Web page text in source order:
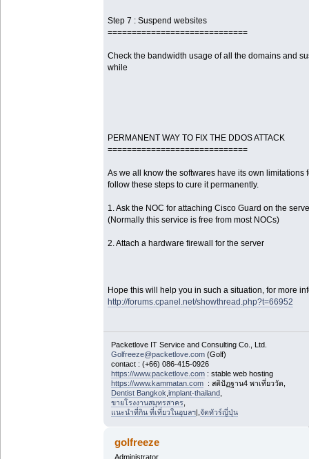
Step 7 : Suspend websites
=============================
Check the bandwidth usage of all the domains and
while
PERMANENT WAY TO FIX THE DDOS ATTACK
=============================
As we all know the softwares have its own
follow these steps to cure it permanently.
1. Ask the NOC for attaching Cisco Guard on the
(Normally this service is free from most NOCs)
2. Attach a hardware firewall for the server
Hope this will help you in such a situation, for more
http://forums.cpanel.net/showthread.php?t=66952
Packetlove IT Service and Consulting Co., Ltd.
Golfreeze@packetlove.com(Golf)
contact : (+66) 086-415-0926
https://www.packetlove.com: stable web hosting
https://www.kammatan.com: สติปัฏฐาน4 พาเที่ยววัด,
Dentist Bangkok implant-thailand,
ขายโรงงานสมุทรสาคร,
แนะนำที่กิน ที่เที่ยวในอุบลฯ|, จัดทัวร์ญี่ปุ่น
golfreeze
Administrator